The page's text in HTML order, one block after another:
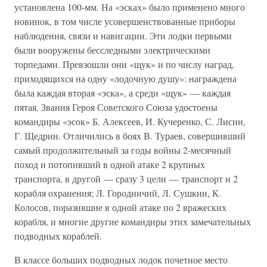
установлена 100-мм. На «эсках» было применено много
новинок, в том числе усовершенствованные приборы
наблюдения, связи и навигации. Эти лодки первыми
были вооружены бесследными электрическими
торпедами. Превзошли они «щук» и по числу наград,
приходящихся на одну «лодочную душу»: награждена
была каждая вторая «эска», а среди «щук» — каждая
пятая. Звания Героя Советского Союза удостоены
командиры «эсок» Б. Алексеев, И. Кучеренко, С. Лисин,
Г. Щедрин. Отличились в боях В. Тураев, совершивший
самый продолжительный за годы войны 2-месячный
поход и потопивший в одной атаке 2 крупных
транспорта, в другой — сразу 3 цели — транспорт и 2
корабля охранения; Л. Городничий, Л. Сушкин, К.
Колосов, поразившие в одной атаке по 2 вражеских
корабля, и многие другие командиры этих замечательных
подводных кораблей.
В классе больших подводных лодок почетное место